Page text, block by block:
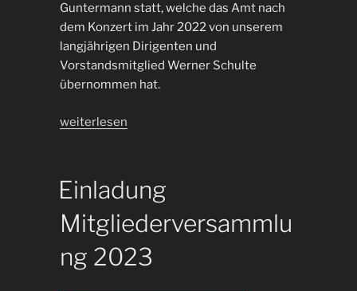
Guntermann statt, welche das Amt nach
dem Konzert im Jahr 2022 von unserem
langjährigen Dirigenten und
Vorstandsmitglied Werner Schulte
übernommen hat.
„Wunschkonzert
weiterlesen
Einladung
Mitgliederversammlu
ng 2023